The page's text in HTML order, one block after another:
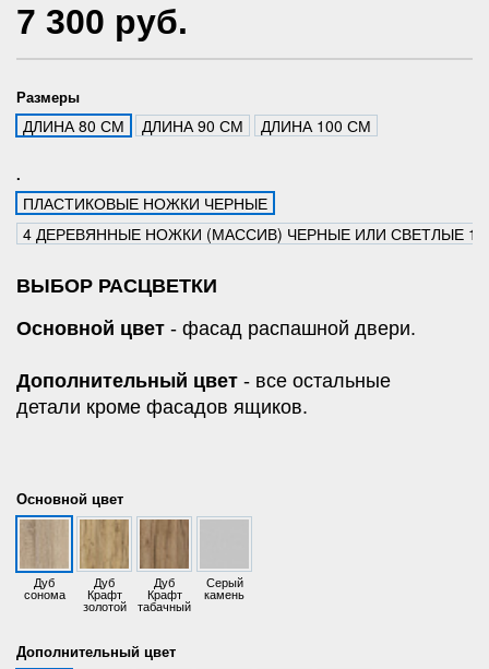
7 300 руб.
Размеры
ДЛИНА 80 СМ ДЛИНА 90 СМ ДЛИНА 100 СМ
.
ПЛАСТИКОВЫЕ НОЖКИ ЧЕРНЫЕ
4 ДЕРЕВЯННЫЕ НОЖКИ (МАССИВ) ЧЕРНЫЕ ИЛИ СВЕТЛЫЕ 15
ВЫБОР РАСЦВЕТКИ
Основной цвет - фасад распашной двери.
Дополнительный цвет - все остальные
детали кроме фасадов ящиков.
Основной цвет
Дуб
сонома
Дуб
Крафт
золотой
Дуб
Крафт
табачный
Серый
камень
Дополнительный цвет